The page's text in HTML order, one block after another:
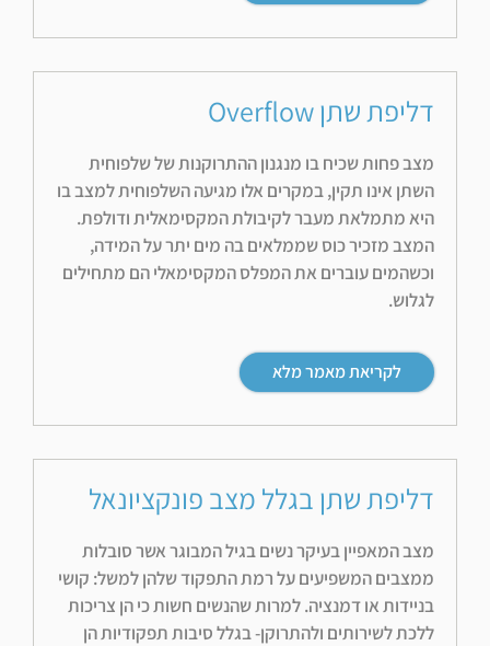
דליפת שתן Overflow
מצב פחות שכיח בו מנגנון ההתרוקנות של שלפוחית
השתן אינו תקין, במקרים אלו מגיעה השלפוחית למצב בו
היא מתמלאת מעבר לקיבולת המקסימאלית ודולפת.
המצב מזכיר כוס שממלאים בה מים יתר על המידה,
וכשהמים עוברים את המפלס המקסימאלי הם מתחילים
לגלוש.
לקריאת מאמר מלא
דליפת שתן בגלל מצב פונקציונאל
מצב המאפיין בעיקר נשים בגיל המבוגר אשר סובלות
ממצבים המשפיעים על רמת התפקוד שלהן למשל: קושי
בניידות או דמנציה. למרות שהנשים חשות כי הן צריכות
ללכת לשירותים ולהתרוקן- בגלל סיבות תפקודיות הן